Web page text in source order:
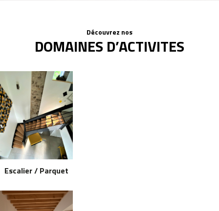
Découvrez nos
DOMAINES D’ACTIVITES
Escalier / Parquet